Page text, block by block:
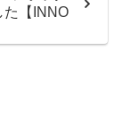
た【INNO